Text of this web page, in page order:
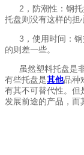
2，防潮性：钢
托盘则没有这样的担
3，使用时间：
的则差一些。
虽然塑料托盘是
有些托盘是其他品种
有其不可替代性。但
发展前途的产品，而